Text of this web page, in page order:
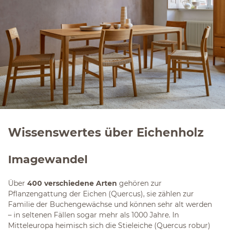
Wissenswertes über Eichenholz
Imagewandel
Über 400 verschiedene Arten gehören zur
Pflanzengattung der Eichen (Quercus), sie zählen zur
Familie der Buchengewächse und können sehr alt werden
– in seltenen Fällen sogar mehr als 1000 Jahre. In
Mitteleuropa heimisch sich die Stieleiche (Quercus robur)